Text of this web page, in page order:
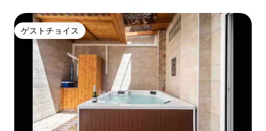
ス・ビーチエリアまで30分以内です。
ゲストチョイス
ゲストチョイス